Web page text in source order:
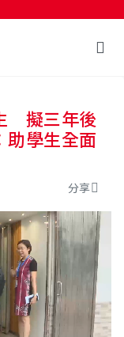
擬三年後
學生全面
分享